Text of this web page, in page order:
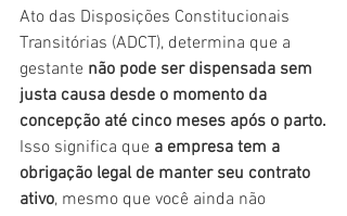
Ato das Disposições Constitucionais
Transitórias (ADCT), determina que a
gestante não pode ser dispensada sem
justa causa desde o momento da
concepção até cinco meses após o parto.
Isso significa que a empresa tem a
obrigação legal de manter seu contrato
ativo, mesmo que você ainda não